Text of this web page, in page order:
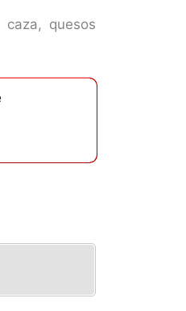
quesos